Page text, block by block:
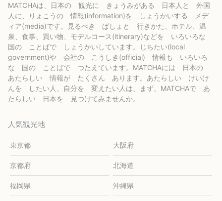
MATCHAは、日本の 観光に きょうみがある 日本人と 外国
人に、りょこうの 情報(information)を しょうかいする メデ
ィア(media)です。見るべき ばしょと 行きかた、ホテル、温
泉、食事、買い物、モデルコース(itinerary)などを いろいろな
国の ことばで しょうかいしています。じちたい(local
government)や 会社の こうしき(official) 情報も いろいろ
な 国の ことばで つたえています。MATCHAには 日本の
あたらしい 情報が たくさん あります。あたらしい けいけ
んを したい人、自分を 変えたい人は、まず、MATCHAで あ
たらしい 日本を 見つけてみませんか。
人気観光地
東京都 大阪府
京都府 北海道
福岡県 沖縄県